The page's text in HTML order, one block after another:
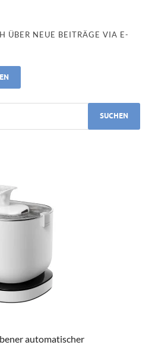
ÜBER NEUE BEITRÄGE VIA E-
automatischer